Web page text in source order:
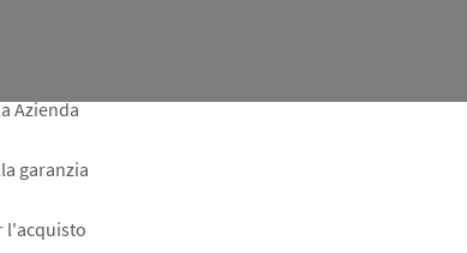
Azienda
garanzia
l'acquisto